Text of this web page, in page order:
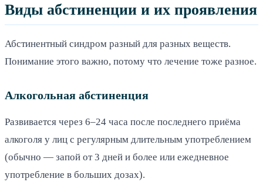
Виды абстиненции и их проявления
Абстинентный синдром разный для разных веществ.
Понимание этого важно, потому что лечение тоже разное.
Алкогольная абстиненция
Развивается через 6–24 часа после последнего приёма
алкоголя у лиц с регулярным длительным употреблением
(обычно — запой от 3 дней и более или ежедневное
употребление в больших дозах).